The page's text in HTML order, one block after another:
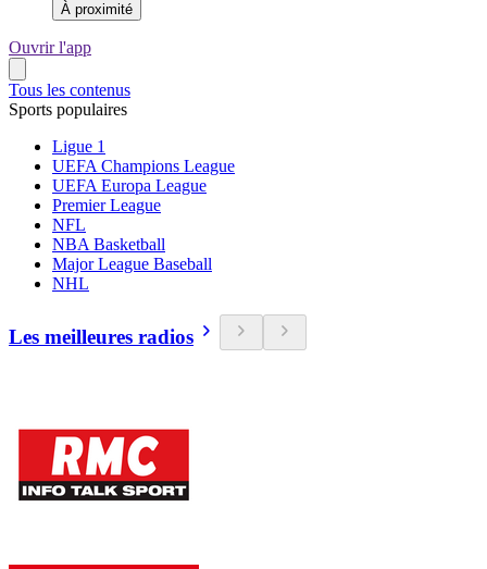
À proximité
Ouvrir l'app
Tous les contenus
Sports populaires
Ligue 1
UEFA Champions League
UEFA Europa League
Premier League
NFL
NBA Basketball
Major League Baseball
NHL
Les meilleures radios